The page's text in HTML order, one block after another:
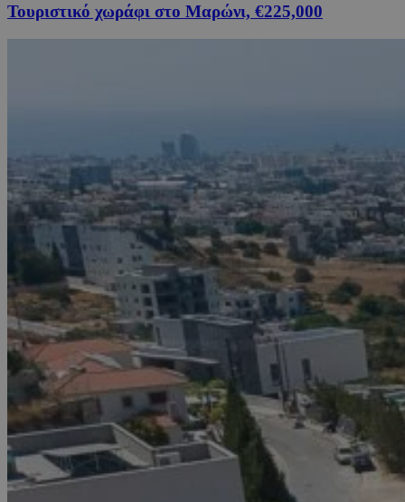
Τουριστικό χωράφι στο Μαρώνι, €225,000